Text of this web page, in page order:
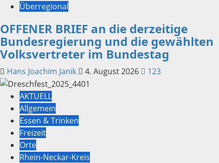
Überregional
OFFENER BRIEF an die derzeitige
Bundesregierung und die gewählten
Volksvertreter im Bundestag
Hans Joachim Janik 4. August 2026 123
AKTUELL
Allgemein
Essen & Trinken
Freizeit
Orte
Rhein-Neckar-Kreis